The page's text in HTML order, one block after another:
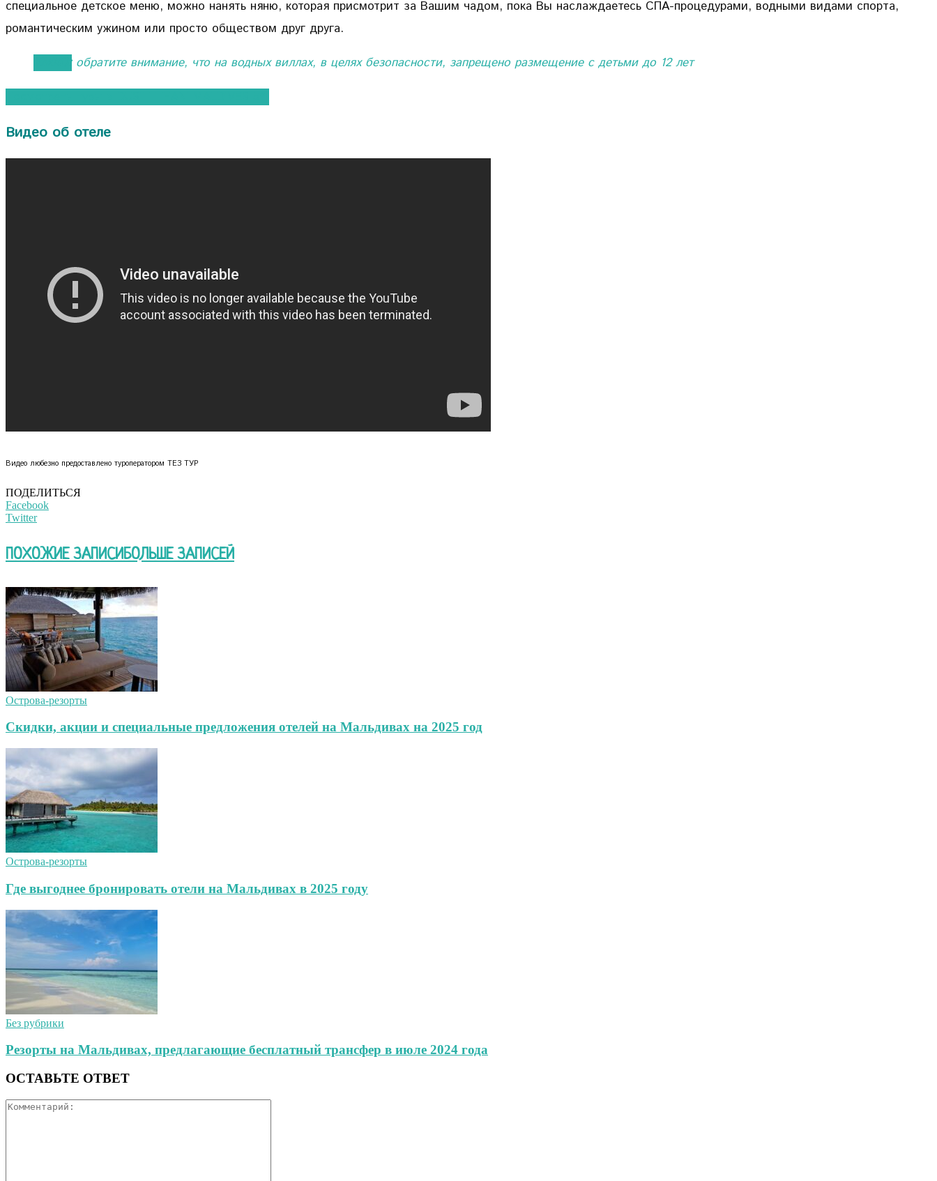
специальное детское меню, можно нанять няню, которая присмотрит за Вашим чадом, пока Вы наслаждаетесь СПА-процедурами, водными видами спорта,
романтическим ужином или просто обществом друг друга.
обратите внимание, что на водных виллах, в целях безопасности, запрещено размещение с детьми до 12 лет
Видео об отеле
Видео любезно предоставлено туроператором ТЕЗ ТУР
ПОДЕЛИТЬСЯ
Facebook
Twitter
ПОХОЖИЕ ЗАПИСИБОЛЬШЕ ЗАПИСЕЙ
Острова-резорты
Скидки, акции и специальные предложения отелей на Мальдивах на 2025 год
Острова-резорты
Где выгоднее бронировать отели на Мальдивах в 2025 году
Без рубрики
Резорты на Мальдивах, предлагающие бесплатный трансфер в июле 2024 года
ОСТАВЬТЕ ОТВЕТ